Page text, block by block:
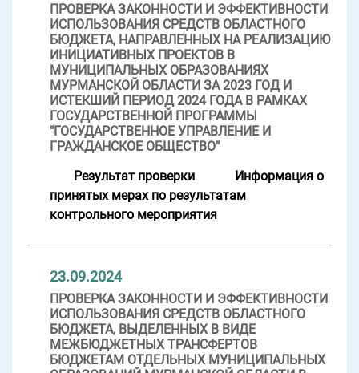
ПРОВЕРКА ЗАКОННОСТИ И ЭФФЕКТИВНОСТИ
ИСПОЛЬЗОВАНИЯ СРЕДСТВ ОБЛАСТНОГО
БЮДЖЕТА, НАПРАВЛЕННЫХ НА РЕАЛИЗАЦИЮ
ИНИЦИАТИВНЫХ ПРОЕКТОВ В
МУНИЦИПАЛЬНЫХ ОБРАЗОВАНИЯХ
МУРМАНСКОЙ ОБЛАСТИ ЗА 2023 ГОД И
ИСТЕКШИЙ ПЕРИОД 2024 ГОДА В РАМКАХ
ГОСУДАРСТВЕННОЙ ПРОГРАММЫ
"ГОСУДАРСТВЕННОЕ УПРАВЛЕНИЕ И
ГРАЖДАНСКОЕ ОБЩЕСТВО"
Результат проверки
Информация о
принятых мерах по результатам
контрольного мероприятия
23.09.2024
ПРОВЕРКА ЗАКОННОСТИ И ЭФФЕКТИВНОСТИ
ИСПОЛЬЗОВАНИЯ СРЕДСТВ ОБЛАСТНОГО
БЮДЖЕТА, ВЫДЕЛЕННЫХ В ВИДЕ
МЕЖБЮДЖЕТНЫХ ТРАНСФЕРТОВ
БЮДЖЕТАМ ОТДЕЛЬНЫХ МУНИЦИПАЛЬНЫХ